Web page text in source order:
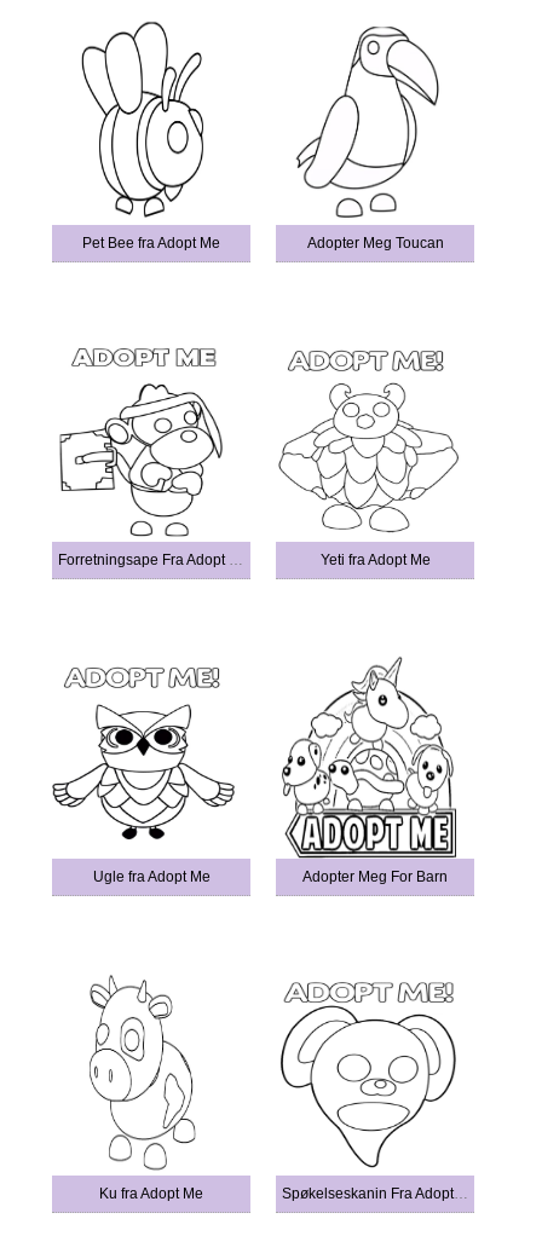
Pet Bee fra Adopt Me Adopter Meg Toucan
Yeti fra Adopt Me
Ugle fra Adopt Me Adopter Meg For Barn
Ku fra Adopt Me Spøkelseskanin Fra Adopt Me